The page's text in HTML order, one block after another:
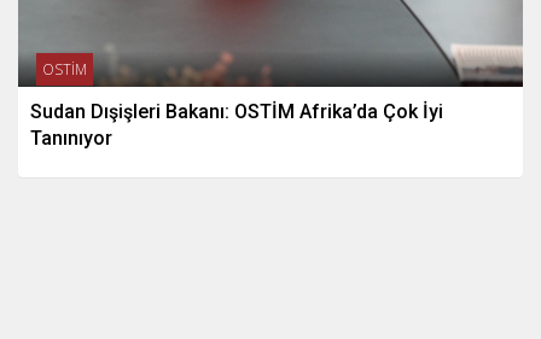
OSTİM
Sudan Dışişleri Bakanı: OSTİM Afrika’da Çok İyi
Tanınıyor